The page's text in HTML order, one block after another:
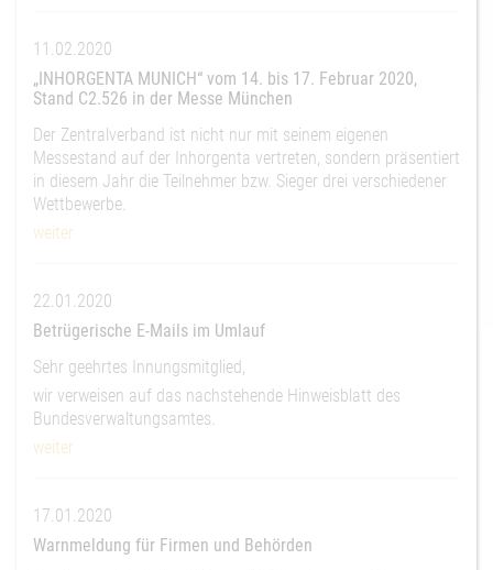
11.02.2020
„INHORGENTA MUNICH“ vom 14. bis 17. Februar 2020,
Stand C2.526 in der Messe München
Der Zentralverband ist nicht nur mit seinem eigenen
Messestand auf der Inhorgenta vertreten, sondern präsentiert
in diesem Jahr die Teilnehmer bzw. Sieger drei verschiedener
Wettbewerbe.
weiter
22.01.2020
Betrügerische E-Mails im Umlauf
Sehr geehrtes Innungsmitglied,
wir verweisen auf das nachstehende Hinweisblatt des
Bundesverwaltungsamtes.
weiter
17.01.2020
Warnmeldung für Firmen und Behörden